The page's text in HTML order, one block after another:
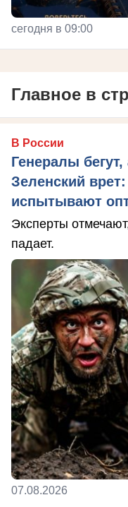
сегодня в 09:00
Главное в
В России
Генералы
Зеленский
испытывают
Эксперты
падает.
07.08.2026